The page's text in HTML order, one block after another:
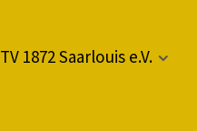
TV 1872 Saarlouis e.V.